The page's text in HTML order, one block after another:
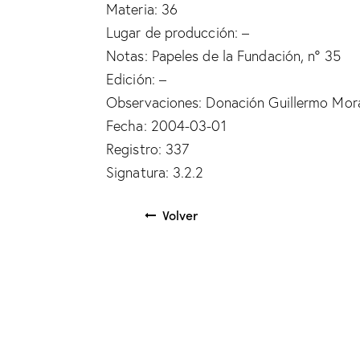
Materia: 36
Lugar de producción: –
Notas: Papeles de la Fundación, nº 35
Edición: –
Observaciones: Donación Guillermo
Fecha: 2004-03-01
Registro: 337
Signatura: 3.2.2
Volver